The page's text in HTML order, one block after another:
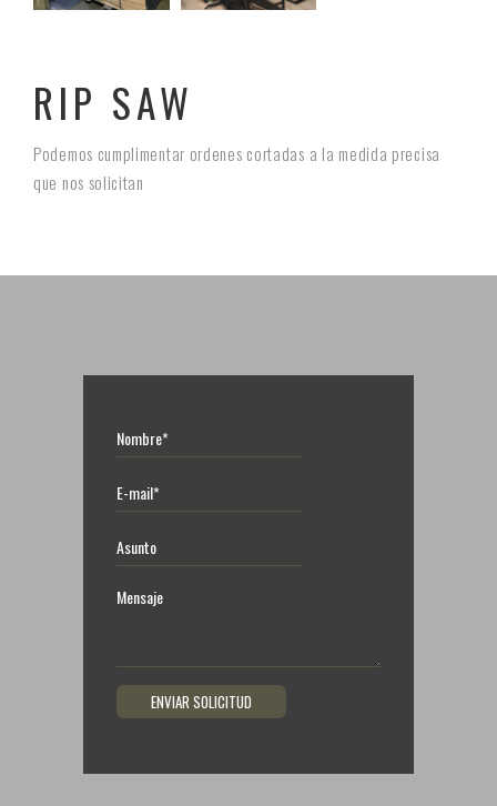
RIP SAW
Podemos cumplimentar ordenes cortadas a la medida precisa
que nos solicitan